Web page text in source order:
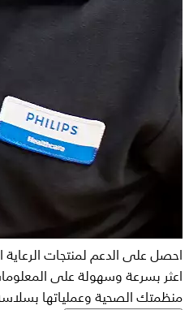
احصل على الدعم لمنتجات
اعثر بسرعة وسهولة على
منظمتك الصحية وعملياتها